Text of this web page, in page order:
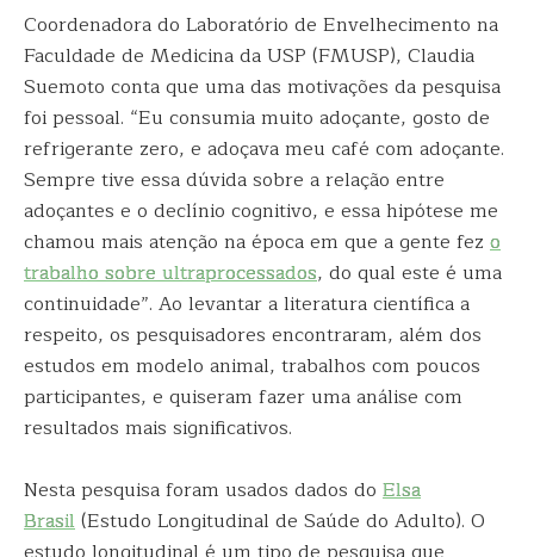
Coordenadora do Laboratório de Envelhecimento na
Faculdade de Medicina da USP (FMUSP), Claudia
Suemoto conta que uma das motivações da pesquisa
foi pessoal. “Eu consumia muito adoçante, gosto de
refrigerante zero, e adoçava meu café com adoçante.
Sempre tive essa dúvida sobre a relação entre
adoçantes e o declínio cognitivo, e essa hipótese me
chamou mais atenção na época em que a gente fez o
trabalho sobre ultraprocessados, do qual este é uma
continuidade”. Ao levantar a literatura científica a
respeito, os pesquisadores encontraram, além dos
estudos em modelo animal, trabalhos com poucos
participantes, e quiseram fazer uma análise com
resultados mais significativos.
Nesta pesquisa foram usados dados do Elsa
Brasil(Estudo Longitudinal de Saúde do Adulto). O